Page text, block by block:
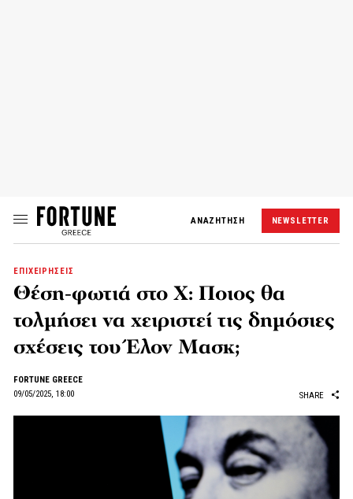
ΑΝΑΖΗΤΗΣΗ NEWSLETTER
ΕΠΙΧΕΙΡΗΣΕΙΣ
Θέση-φωτιά στο X: Ποιος θα
τολμήσει να χειριστεί τις δημόσιες
σχέσεις του Έλον Μασκ;
FORTUNE GREECE
09/05/2025, 18:00
SHARE